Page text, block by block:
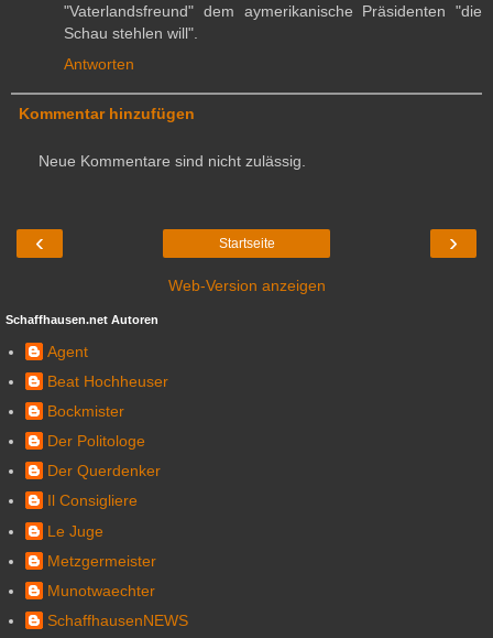
"Vaterlandsfreund" dem aymerikanische Präsidenten "die
Schau stehlen will".
Antworten
Kommentar hinzufügen
Neue Kommentare sind nicht zulässig.
‹ ›
Startseite
Web-Version anzeigen
Schaffhausen.net Autoren
Agent
Beat Hochheuser
Bockmister
Der Politologe
Der Querdenker
Il Consigliere
Le Juge
Metzgermeister
Munotwaechter
SchaffhausenNEWS